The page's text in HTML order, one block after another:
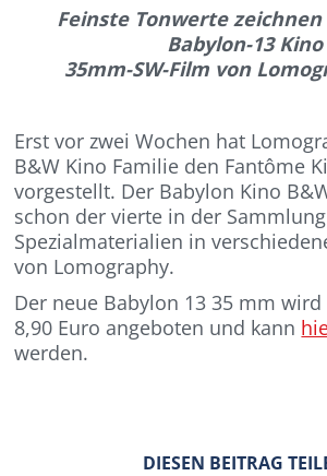
Feinste Tonwerte
Babylon-13 Kino
35mm-SW-Film von
Erst vor zwei Wochen hat
B&W Kino Familie den Fantôme
vorgestellt. Der Babylon Kino
schon der vierte in der
Spezialmaterialien in
von Lomography.
Der neue Babylon 13 35 mm
8,90 Euro angeboten und kann
werden.
DIESEN BEITRAG